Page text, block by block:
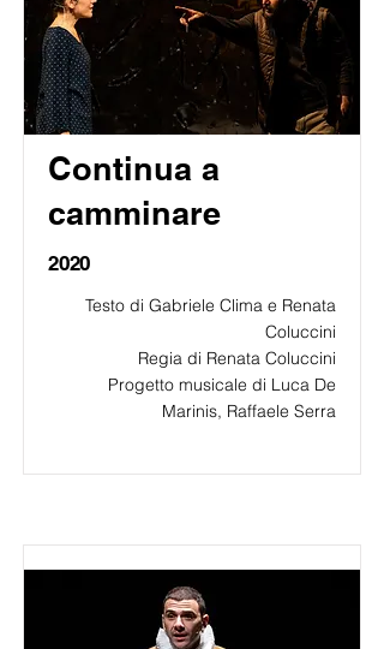
Continua a
camminare
2020
Testo di Gabriele Clima e Renata
Coluccini
Regia di Renata Coluccini
Progetto musicale di Luca De
Marinis, Raffaele Serra